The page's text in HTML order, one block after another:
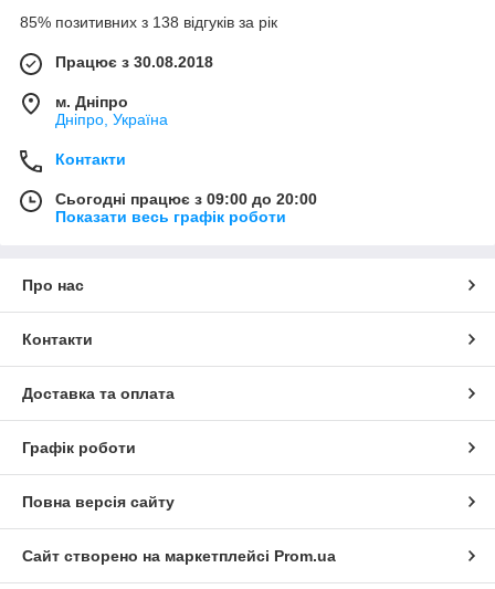
85% позитивних з 138 відгуків за рік
Працює з 30.08.2018
м. Дніпро
Дніпро, Україна
Контакти
Сьогодні працює з 09:00 до 20:00
Показати весь графік роботи
Про нас
Контакти
Доставка та оплата
Графік роботи
Повна версія сайту
Сайт створено на маркетплейсі Prom.ua